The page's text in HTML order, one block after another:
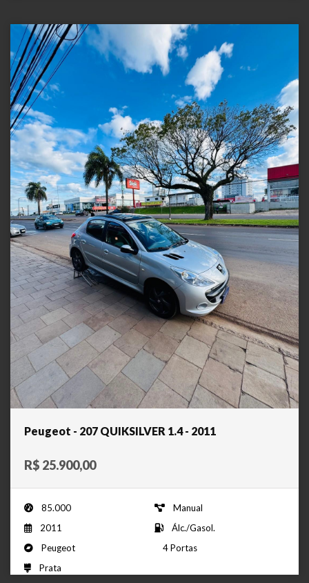
Peugeot - 207 QUIKSILVER 1.4 - 2011
R$ 25.900,00
85.000
Manual
2011
Álc./Gasol.
Peugeot
4 Portas
Prata